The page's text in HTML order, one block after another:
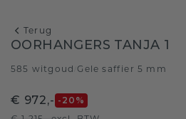
Terug
OORHANGERS TANJA 1
585 witgoud /Gele saffier 5 mm
€ 972,- -20 %